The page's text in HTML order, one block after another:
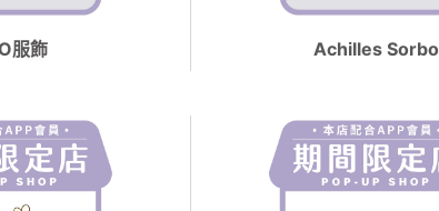
服飾 Achilles Sorbo